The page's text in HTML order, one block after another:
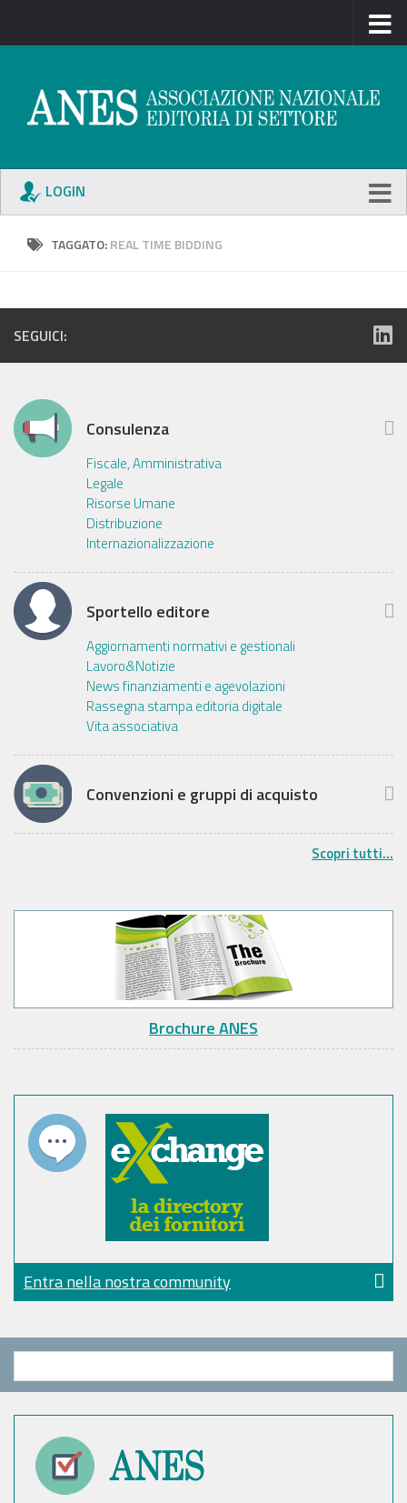
LOGIN
TAGGATO:REAL TIME BIDDING
SEGUICI:
Consulenza
Fiscale, Amministrativa
Legale
Risorse Umane
Distribuzione
Internazionalizzazione
Sportello editore
Aggiornamenti normativi e gestionali
Lavoro&Notizie
News finanziamenti e agevolazioni
Rassegna stampa editoria digitale
Vita associativa
Convenzioni e gruppi di acquisto
Scopri tutti...
Brochure ANES
Entra nella nostra community